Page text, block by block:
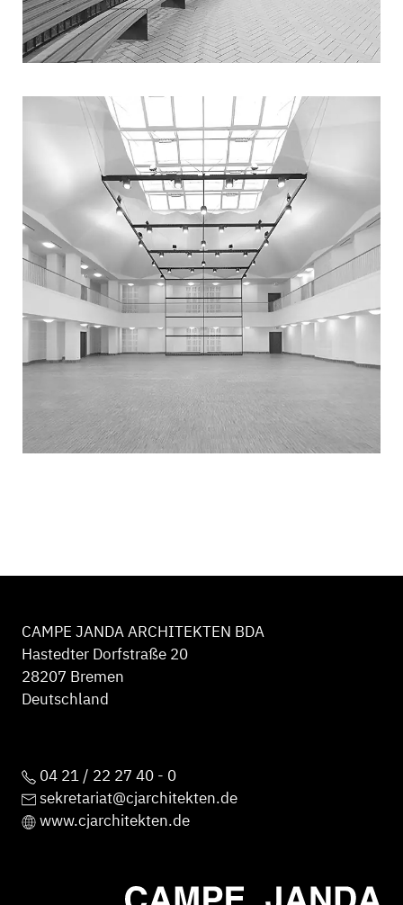
CAMPE JANDA ARCHITEKTEN BDA
Hastedter Dorfstraße 20
28207 Bremen
Deutschland
04 21 / 22 27 40 - 0
sekretariat@cjarchitekten.de
www.cjarchitekten.de